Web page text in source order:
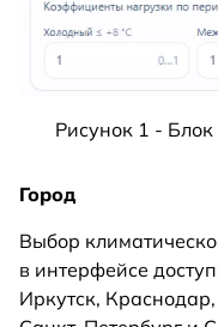
Рисунок 1 -
Город
Выбор
в интерфейсе
Иркутск,